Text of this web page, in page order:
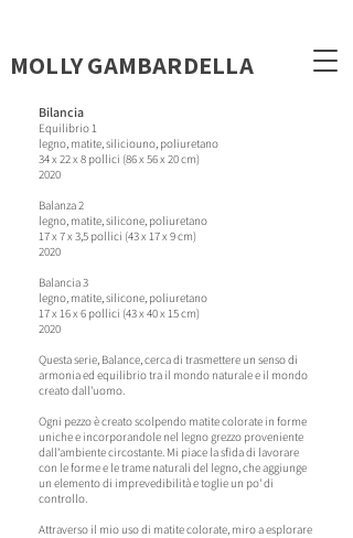
MOLLY GAMBARDELLA
Bilancia
Equilibrio 1
legno, matite, siliciouno, poliuretano
34 x 22 x 8 pollici (86 x 56 x 20 cm)
2020
Balanza 2
legno, matite, silicone, poliuretano
17 x 7 x 3,5 pollici (43 x 17 x 9 cm)
2020
Balancia 3
legno, matite, silicone, poliuretano
17 x 16 x 6 pollici (43 x 40 x 15 cm)
2020
Questa serie, Balance, cerca di trasmettere un senso di
armonia ed equilibrio tra il mondo naturale e il mondo
creato dall'uomo.
Ogni pezzo è creato scolpendo matite colorate in forme
uniche e incorporandole nel legno grezzo proveniente
dall'ambiente circostante. Mi piace la sfida di lavorare
con le forme e le trame naturali del legno, che aggiunge
un elemento di imprevedibilità e toglie un po' di
controllo.
Attraverso il mio uso di matite colorate, miro a esplorare